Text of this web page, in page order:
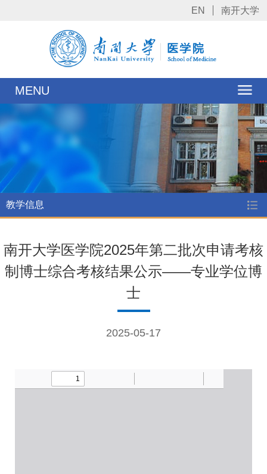
EN 南开大学
MENU
教学信息
南开大学医学院2025年第二批次申请考核
制博士综合考核结果公示——专业学位博
士
2025-05-17